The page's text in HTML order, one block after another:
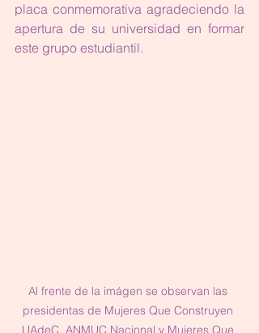
placa conmemorativa agradeciendo la
apertura de su universidad en formar
este grupo estudiantil.
Al frente de la imágen se observan las
presidentas de Mujeres Que Construyen
UAdeC, ANMUC Nacional y Mujeres Que